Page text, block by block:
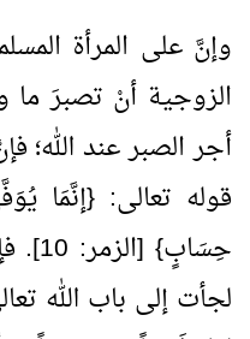
وإنَّ على المرأة
الزوجية أنْ تصبرَ
أجر الصبر عند الله؛
قوله تعالى: {إنَّمَا
حِسَابٍ} [الزمر: 10
].
لجأت إلى باب الله